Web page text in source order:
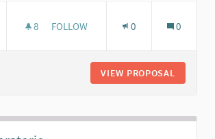
8 8 FOLLOWERS
FOLLOW 0 0
VIEW PROPOSAL